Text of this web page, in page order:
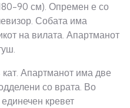
90 см). Опремен е со
Собата има
на вилата. Апартманот
кат. Апартманот има две
со врата. Во
кревет